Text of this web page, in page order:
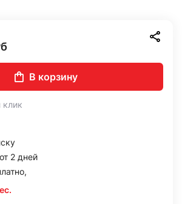
В корзину
клик
2 дней